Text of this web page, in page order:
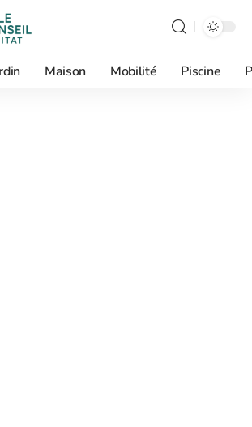
Maison Mobilité Piscine